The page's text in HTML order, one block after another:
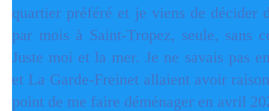
quartier préféré et je viens de décider
par mois à Saint-Tropez, seule, sans
Juste moi et la mer. Je ne savais pas
et La Garde-Freinet allaient avoir
point de me faire déménager en avril